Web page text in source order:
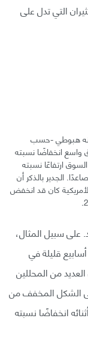
التي تدل على
بأنه هبوطي -حسب
عندما يشهد سوق واسع انخفاضًا نسبته
ارتفاعًا نسبته
الجدير بالذكر أن
الشركات الأمريكية كان قد انخفض
على سبيل المثال،
ستاندرد آند بورز 500 نسبة 34% أسابيع قليلة في
جائحة كوفيد-19، إلا أن العديد من المحللين
الشكل المخفف من
انخفاضًا نسبته